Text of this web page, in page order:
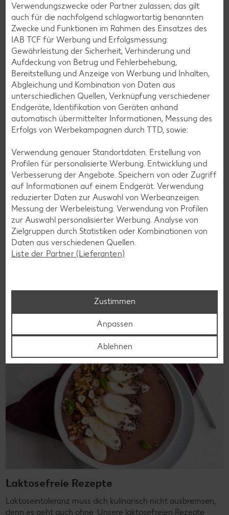
Zurück zu allen Rezepten
Glutenfreie Rezepte
Wer auf Gluten verzichtet, muss nicht automatisch auf
Vielfalt und Geschmack verzichten. Ob süß oder herzhaft –
Rezepte entdecken
Laktosefreie Rezepte
Laktoseintoleranz muss dich kulinarisch nicht ausbremsen,
denn es geht auch ohne. Unsere laktosefreien Rezepte
Verwendungszwecke oder Partner zulassen; das gilt
auch für die nachfolgend schlagwortartig benannten
Zwecke und Funktionen im Rahmen des Einsatzes des
IAB TCF für Werbung und Erfolgsmessung:
Gewährleistung der Sicherheit, Verhinderung und
Aufdeckung von Betrug und Fehlerbehebung,
Bereitstellung und Anzeige von Werbung und Inhalten,
Abgleichung und Kombination von Daten aus
unterschiedlichen Quellen, Verknüpfung verschiedener
Endgeräte, Identifikation von Geräten anhand
automatisch übermittelter Informationen, Messung des
Erfolgs von Werbekampagnen durch TTD, sowie:
Verwendung genauer Standortdaten. Erstellung von
Profilen für personalisierte Werbung. Entwicklung und
Verbesserung der Angebote. Speichern von oder Zugriff
auf Informationen auf einem Endgerät. Verwendung
reduzierter Daten zur Auswahl von Werbeanzeigen.
Messung der Werbeleistung. Verwendung von Profilen
zur Auswahl personalisierter Werbung. Analyse von
Zielgruppen durch Statistiken oder Kombinationen von
Daten aus verschiedenen Quellen.
Liste der Partner (Lieferanten)
Zustimmen
Anpassen
Ablehnen